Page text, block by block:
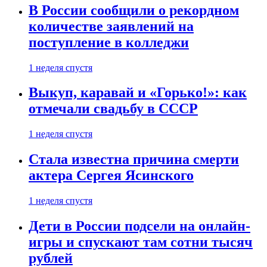
В России сообщили о рекордном
количестве заявлений на
поступление в колледжи
1 неделя спустя
Выкуп, каравай и «Горько!»: как
отмечали свадьбу в СССР
1 неделя спустя
Стала известна причина смерти
актера Сергея Ясинского
1 неделя спустя
Дети в России подсели на онлайн-
игры и спускают там сотни тысяч
рублей